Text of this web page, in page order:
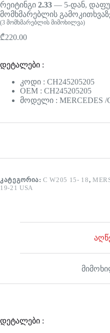
რეიტინგი 2.33 — 5-დან,
მომხმარებლის
(3 მომხმარებლის მიმოხილვა)
₾220.00
დეტალები :
კოდი : CH245205205
OEM : CH245205205
მოდელი : MERCEDES /
ᲙᲐᲢᲔᲒᲝᲠᲘᲐ:C W205 15- 18,
19-21 USA
დეტალები :